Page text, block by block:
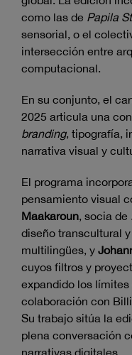
como las de Papila
sensorial, o el
intersección entre
computacional.
En su conjunto, el
2025 articula una
branding, tipografía,
narrativa visual y
El programa
pensamiento visual
Maakaroun, socia de
diseño transcultural
multilingües, y
cuyos filtros y
expandido los
colaboración con
Su trabajo sitúa la
plena conversación
narrativas digitales.